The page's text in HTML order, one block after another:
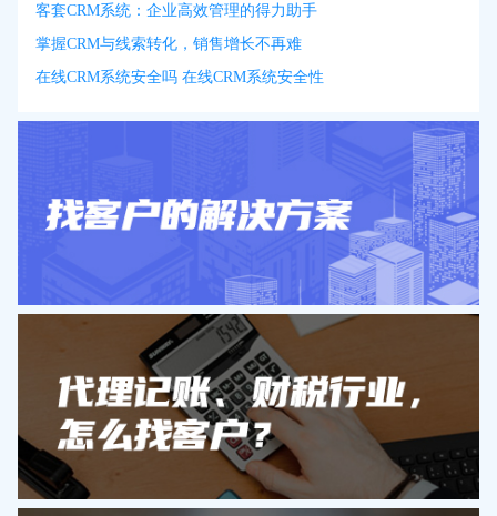
客套CRM系统：企业高效管理的得力助手
掌握CRM与线索转化，销售增长不再难
在线CRM系统安全吗 在线CRM系统安全性